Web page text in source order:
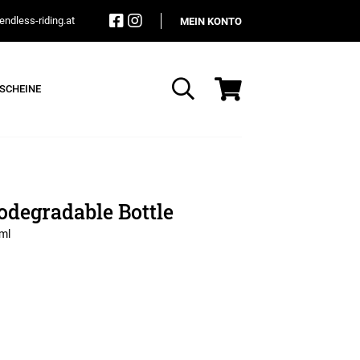
riding.at MEIN KONTO
Suche
Bottle